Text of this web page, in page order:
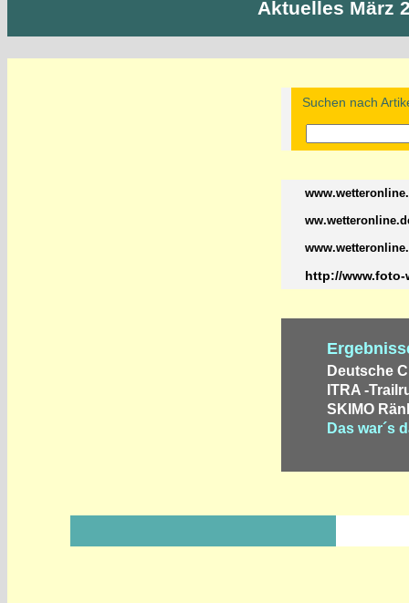
Aktuelles März
Suchen nach
http://www.foto-
Deutsche
ITRA -
SKIMO
Das war´s